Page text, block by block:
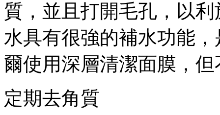
質，並且打開毛孔，以
水具有很強的補水功能
爾使用深層清潔面膜，
定期去角質